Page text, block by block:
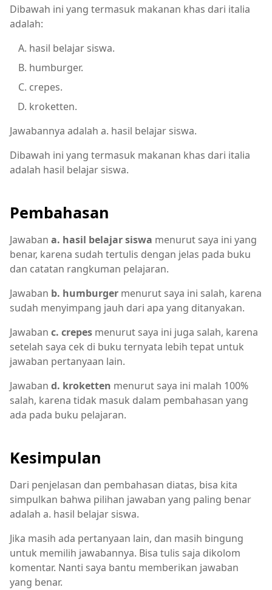
Dibawah ini yang termasuk makanan khas dari italia
adalah:
hasil belajar siswa.
humburger.
crepes.
kroketten.
Jawabannya adalah a. hasil belajar siswa.
Dibawah ini yang termasuk makanan khas dari italia
adalah hasil belajar siswa.
Pembahasan
Jawaban a. hasil belajar siswa menurut saya ini yang
benar, karena sudah tertulis dengan jelas pada buku
dan catatan rangkuman pelajaran.
Jawaban b. humburger menurut saya ini salah, karena
sudah menyimpang jauh dari apa yang ditanyakan.
Jawaban c. crepes menurut saya ini juga salah, karena
setelah saya cek di buku ternyata lebih tepat untuk
jawaban pertanyaan lain.
Jawaban d. kroketten menurut saya ini malah 100%
salah, karena tidak masuk dalam pembahasan yang
ada pada buku pelajaran.
Kesimpulan
Dari penjelasan dan pembahasan diatas, bisa kita
simpulkan bahwa pilihan jawaban yang paling benar
adalah a. hasil belajar siswa.
Jika masih ada pertanyaan lain, dan masih bingung
untuk memilih jawabannya. Bisa tulis saja dikolom
komentar. Nanti saya bantu memberikan jawaban
yang benar.